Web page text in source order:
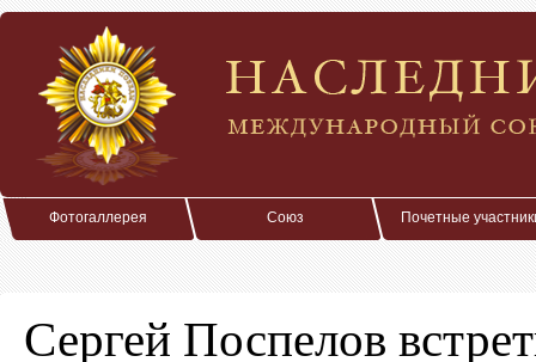
Фотогаллерея Союз Почетные
Сергей Поспелов